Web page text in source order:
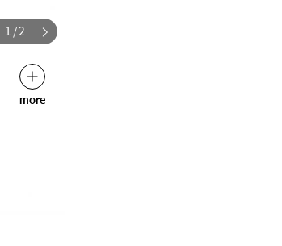
1 /2
more